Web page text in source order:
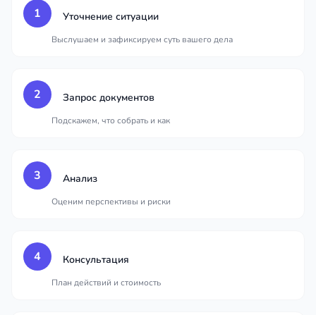
1 Уточнение ситуации
Выслушаем и зафиксируем суть вашего дела
2 Запрос документов
Подскажем, что собрать и как
3 Анализ
Оценим перспективы и риски
4 Консультация
План действий и стоимость